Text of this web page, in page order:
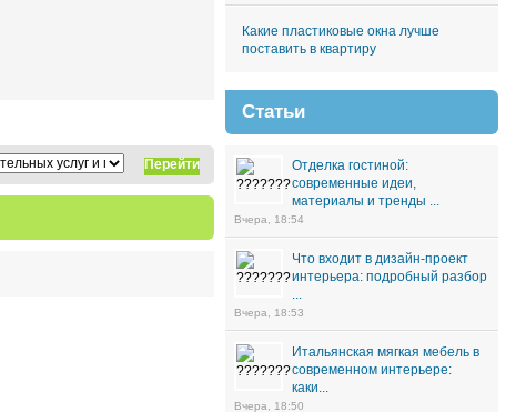
Перейти
Какие пластиковые окна лучше
поставить в квартиру
Статьи
Отделка гостиной:
современные идеи,
материалы и тренды ...
Вчера, 18:54
Что входит в дизайн-проект
интерьера: подробный разбор
...
Вчера, 18:53
Итальянская мягкая мебель в
современном интерьере:
каки...
Вчера, 18:50